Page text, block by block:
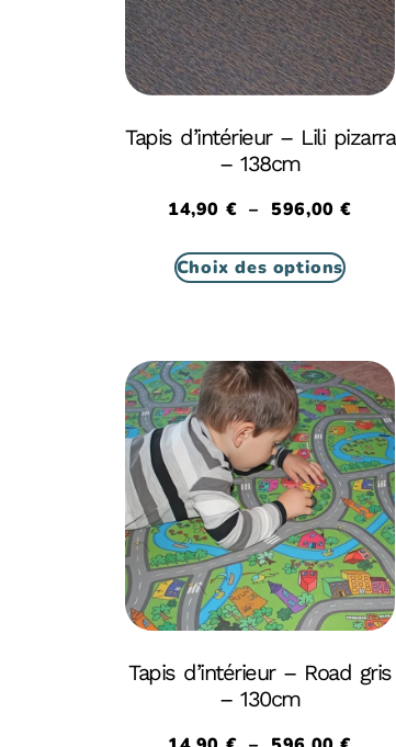
Tapis d’intérieur – Lili pizarra
– 138cm
14,90 € – 596,00€
Choix des options
Tapis d’intérieur – Road gris
– 130cm